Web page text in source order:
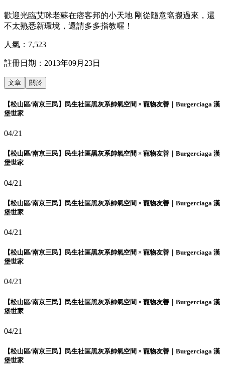
歡迎光臨艾咪老蘇在痞客邦的小天地 剛從隨意窩搬過來，還
不太熟悉新環境，還請多多指教喔！
人氣： 7,523
註冊日期： 2013年09月23日
文章 關於
【松山區/南京三民】民生社區黑灰系帥氣空間 × 寵物友善｜Burgerciaga 漢
堡世家
04/21
【松山區/南京三民】民生社區黑灰系帥氣空間 × 寵物友善｜Burgerciaga 漢
堡世家
04/21
【松山區/南京三民】民生社區黑灰系帥氣空間 × 寵物友善｜Burgerciaga 漢
堡世家
04/21
【松山區/南京三民】民生社區黑灰系帥氣空間 × 寵物友善｜Burgerciaga 漢
堡世家
04/21
【松山區/南京三民】民生社區黑灰系帥氣空間 × 寵物友善｜Burgerciaga 漢
堡世家
04/21
【松山區/南京三民】民生社區黑灰系帥氣空間 × 寵物友善｜Burgerciaga 漢
堡世家